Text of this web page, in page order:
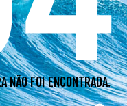
NÃO FOI ENCONTRADA.